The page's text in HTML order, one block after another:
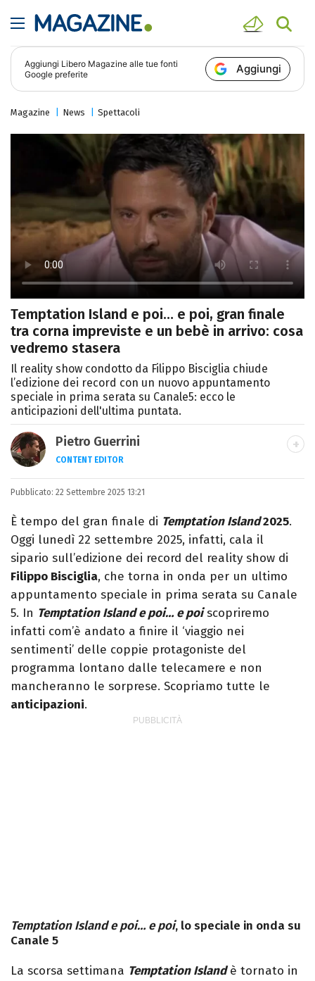
Aggiungi Libero Magazine alle tue fonti
Google preferite
Aggiungi
Magazine News Spettacoli
Temptation Island e poi… e poi, gran finale
tra corna impreviste e un bebè in arrivo: cosa
vedremo stasera
Il reality show condotto da Filippo Bisciglia chiude
l’edizione dei record con un nuovo appuntamento
speciale in prima serata su Canale5: ecco le
anticipazioni dell'ultima puntata.
Pietro Guerrini
CONTENT EDITOR
Laurea in Lettere, smania di viaggi e
Pixar).
Pubblicato: 22 Settembre 2025 13:21
È tempo del gran finale di Temptation Island2025.
Oggi lunedì 22 settembre 2025, infatti, cala il
sipario sull’edizione dei record del reality show di
Filippo Bisciglia, che torna in onda per un ultimo
appuntamento speciale in prima serata su Canale
5. In Temptation Island e poi… e poiscopriremo
infatti com’è andato a finire il ‘viaggio nei
sentimenti’ delle coppie protagoniste del
programma lontano dalle telecamere e non
mancheranno le sorprese. Scopriamo tutte le
anticipazioni.
Temptation Island e poi… e poi, lo speciale in onda su
Canale 5
La scorsa settimana Temptation Islandè tornato in